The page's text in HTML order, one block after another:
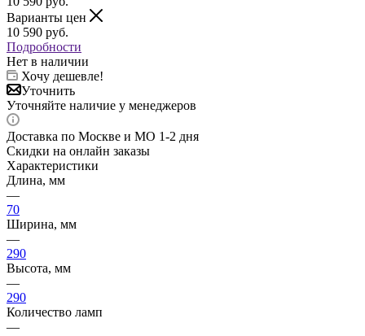
Варианты цен
10 590 руб.
Подробности
Нет в наличии
Хочу дешевле!
Уточнить
Уточняйте наличие у менеджеров
Доставка по Москве и МО 1-2 дня
Скидки на онлайн заказы
Характеристики
Длина, мм
—
70
Ширина, мм
—
290
Высота, мм
—
290
Количество ламп
—